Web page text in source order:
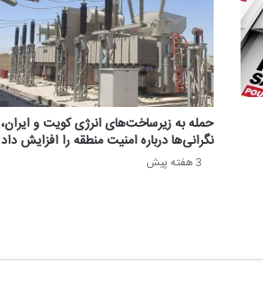
حمله به زیرساخت‌های انرژی کویت و ایران،
نگرانی‌ها درباره امنیت منطقه را افزایش داد
3 هفته پیش